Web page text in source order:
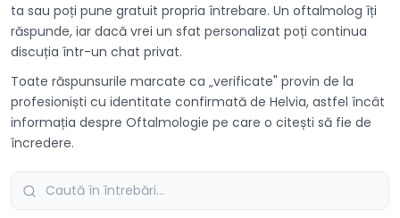
ta sau poți pune gratuit propria întrebare. Un oftalmolog îți
răspunde, iar dacă vrei un sfat personalizat poți continua
discuția într-un chat privat.
Toate răspunsurile marcate ca „verificate" provin de la
profesioniști cu identitate confirmată de Helvia, astfel încât
informația despre Oftalmologie pe care o citești să fie de
încredere.